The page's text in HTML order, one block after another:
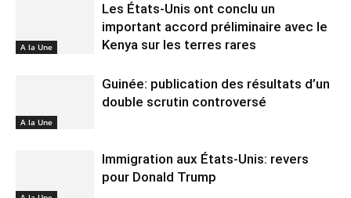
A la Une
Les États-Unis ont conclu un
important accord préliminaire avec le
Kenya sur les terres rares
A la Une
Guinée: publication des résultats d’un
double scrutin controversé
Immigration aux États-Unis: revers
pour Donald Trump